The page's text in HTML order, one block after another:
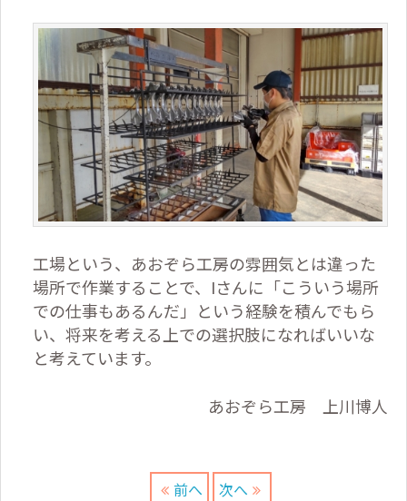
工場という、あおぞら工房の雰囲気とは違った
場所で作業することで、Iさんに「こういう場所
での仕事もあるんだ」という経験を積んでもら
い、将来を考える上での選択肢になればいいな
と考えています。
あおぞら工房 上川博人
前へ 次へ